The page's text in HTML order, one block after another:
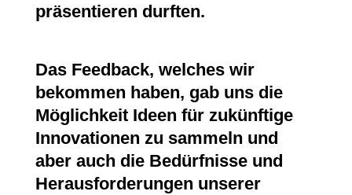
präsentieren durften.
Das Feedback, welches wir
bekommen haben, gab uns die
Möglichkeit Ideen für zukünftige
Innovationen zu sammeln und
aber auch die Bedürfnisse und
Herausforderungen unserer